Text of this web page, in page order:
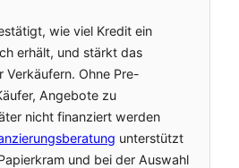
wie viel Kredit ein
erhält, und stärkt das
Ohne Pre-
Angebote zu
nicht finanziert werden
unterstützt
und bei der Auswahl